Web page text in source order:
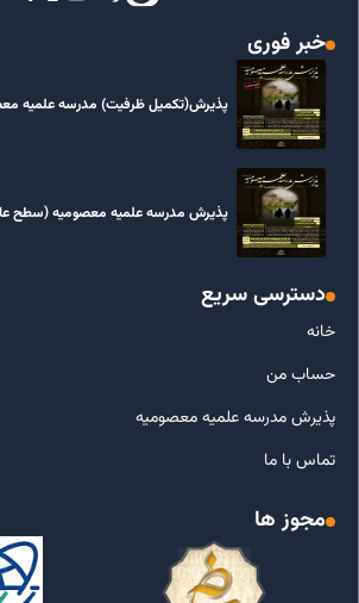
خبر فوری
پذیرش(تکمیل ظرفیت) مدرسه علمیه
پذیرش مدرسه علمیه معصومیه‌ (سطح
دسترسی سریع
خانه
حساب من
پذیرش مدرسه علمیه معصومیه
تماس با ما
مجوز ها